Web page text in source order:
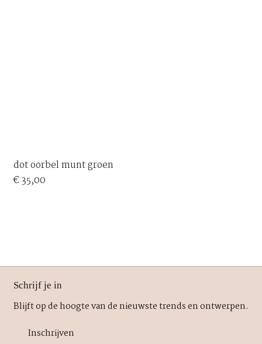
dot oorbel munt groen
€ 35,00
Schrijf je in
Blijft op de hoogte van de nieuwste trends en ontwerpen.
Inschrijven